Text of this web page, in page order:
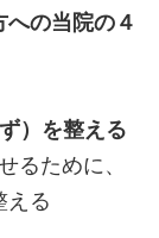
の当院の４
）を整える
ために、
える